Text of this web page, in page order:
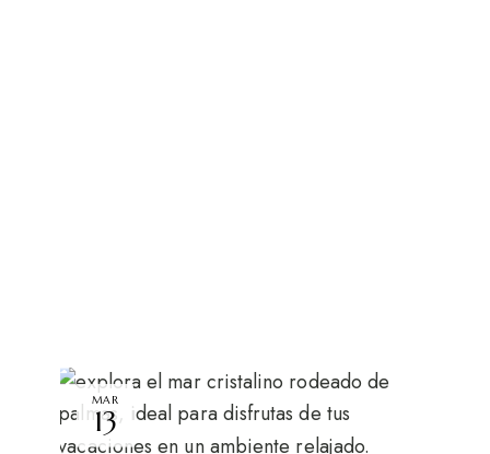
MAR
13